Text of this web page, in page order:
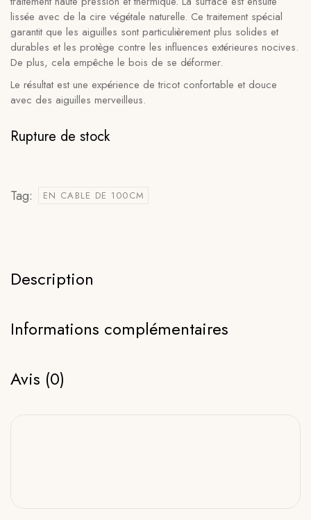
lissée avec de la cire végétale naturelle. Ce traitement spécial
garantit que les aiguilles sont particulièrement plus solides et
durables et les protège contre les influences extérieures nocives.
De plus, cela empêche le bois de se déformer.
Le résultat est une expérience de tricot confortable et douce
avec des aiguilles merveilleus.
Rupture de stock
Tag: EN CABLE DE 100CM
Description
Informations complémentaires
Avis (0)